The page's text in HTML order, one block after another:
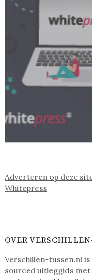
Adverteren op deze
Whitepress
OVER
Verschillen-tussen.nl
sourced uitleggids